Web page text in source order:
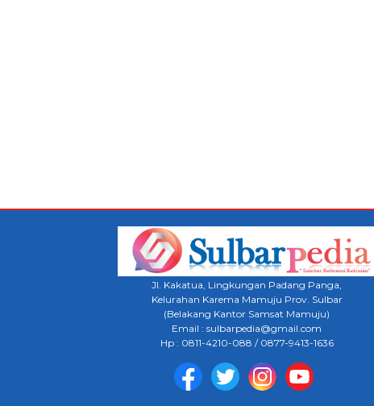
Jl. Kakatua, Lingkungan Padang Panga,
Kelurahan Karema Mamuju Prov. Sulbar
(Belakang Kantor Samsat Mamuju)
Email : sulbarpedia@gmail.com
Hp : 0811-4210-088 / 0877-9413-1636